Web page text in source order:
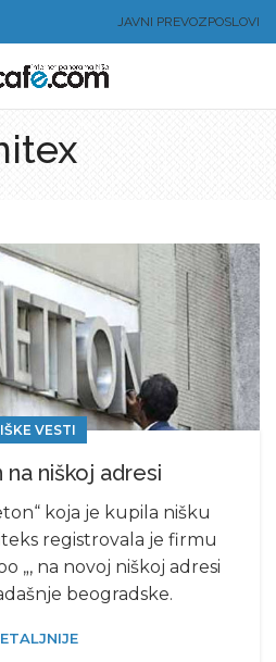
JAVNI PREVOZPOSLOVI
VESTI
niškoj adresi
koja je kupila nišku
registrovala je firmu
„, na novoj niškoj adresi
beogradske.